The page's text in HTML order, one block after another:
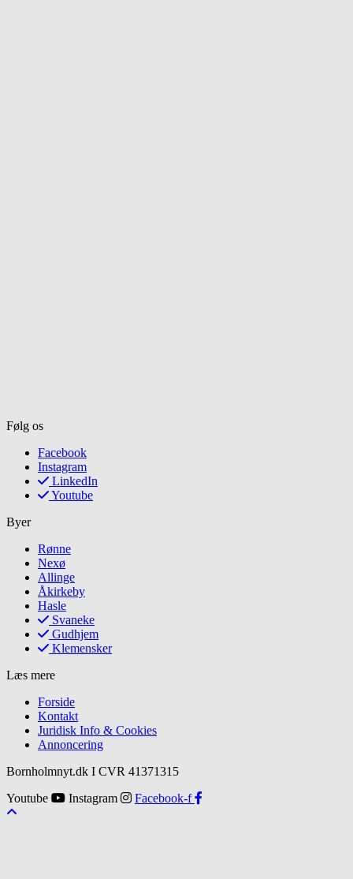
Følg os
Facebook
Instagram
LinkedIn
Youtube
Byer
Rønne
Nexø
Allinge
Åkirkeby
Hasle
Svaneke
Gudhjem
Klemensker
Læs mere
Forside
Kontakt
Juridisk Info & Cookies​
Annoncering
Bornholmnyt.dk I CVR 41371315
Youtube
Instagram Facebook-f